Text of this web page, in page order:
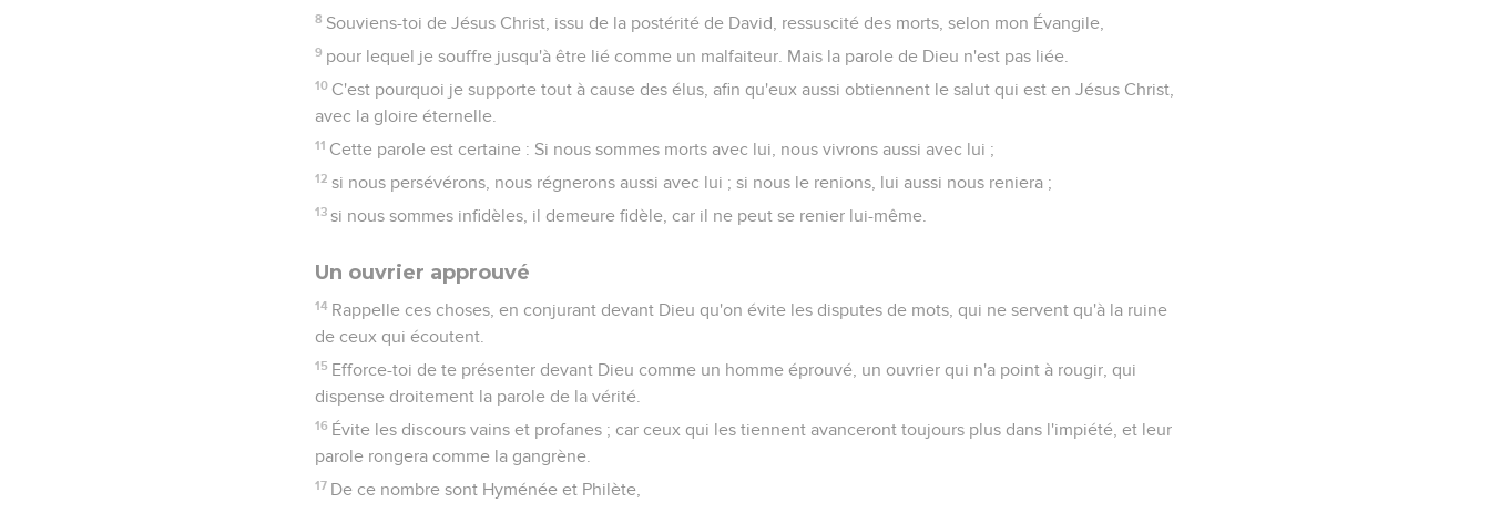
8 Souviens-toi de Jésus Christ, issu de la postérité de David, ressuscité des morts, selon mon Évangile,
9 pour lequel je souffre jusqu'à être lié comme un malfaiteur. Mais la parole de Dieu n'est pas liée.
10 C'est pourquoi je supporte tout à cause des élus, afin qu'eux aussi obtiennent le salut qui est en Jésus Christ,
avec la gloire éternelle.
11 Cette parole est certaine : Si nous sommes morts avec lui, nous vivrons aussi avec lui ;
12 si nous persévérons, nous régnerons aussi avec lui ; si nous le renions, lui aussi nous reniera ;
13 si nous sommes infidèles, il demeure fidèle, car il ne peut se renier lui-même.
Un ouvrier approuvé
14 Rappelle ces choses, en conjurant devant Dieu qu'on évite les disputes de mots, qui ne servent qu'à la ruine
de ceux qui écoutent.
15 Efforce-toi de te présenter devant Dieu comme un homme éprouvé, un ouvrier qui n'a point à rougir, qui
dispense droitement la parole de la vérité.
16 Évite les discours vains et profanes ; car ceux qui les tiennent avanceront toujours plus dans l'impiété, et leur
parole rongera comme la gangrène.
17 De ce nombre sont Hyménée et Philète,